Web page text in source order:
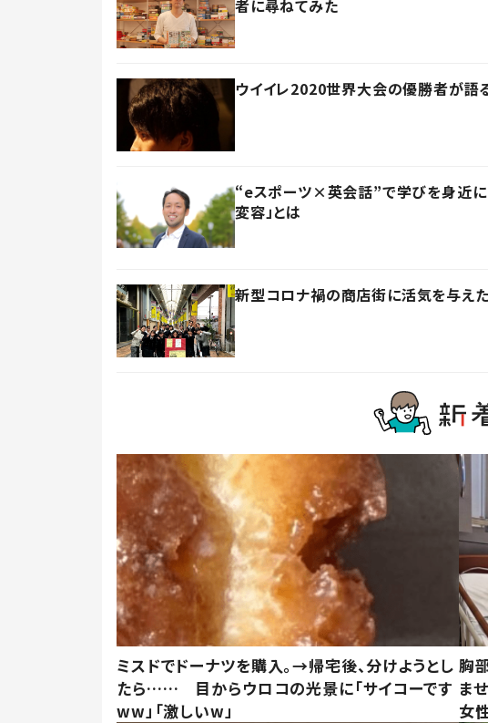
者に尋ねてみた
ウイイレ2020世界大会の優勝者が語
“eスポーツ×英会話”で学びを身近に
変容」とは
新型コロナ禍の商店街に活気を与えた
ミスドでドーナツを購入。→帰宅後、分けようとし
たら…… 目からウロコの光景に「サイコーです
ww」「激しいw」
胸
ま
女